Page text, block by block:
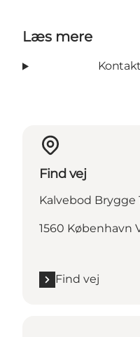
Læs mere
Find vej
Kalvebod Brygge
1560 København
Find vej